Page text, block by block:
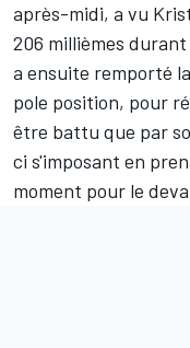
après-midi, a vu
206 millièmes
a ensuite remporté
pole position, pour
être battu que par
ci s'imposant en
moment pour le